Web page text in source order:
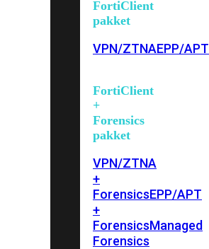
FortiClient
pakket
VPN/ZTNAEPP/APT
FortiClient
+
Forensics
pakket
VPN/ZTNA
+
ForensicsEPP/APT
+
ForensicsManaged
Forensics